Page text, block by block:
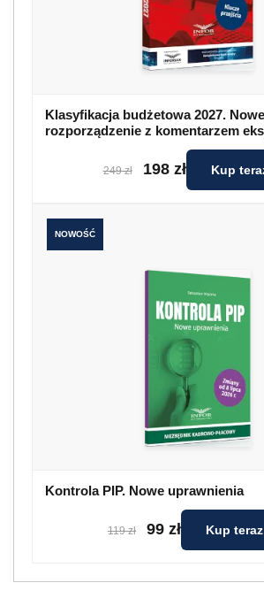
Klasyfikacja budżetowa 2027. Nowe
rozporządzenie z komentarzem
249 zł 198 zł Kup
NOWOŚĆ
Kontrola PIP. Nowe uprawnienia
119 zł 99 zł Kup teraz